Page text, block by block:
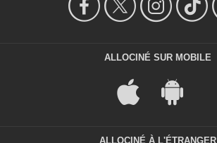
ALLOCINÉ SUR MOBILE
ALLOCINÉ À L'ÉTRANGER